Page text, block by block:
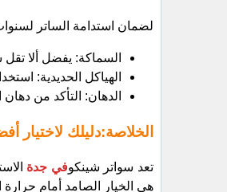
​لضمان استدامة الساتر
​السماكة: يفضل ألا تقل سماكة
​الهياكل الحديدية: استخدام تيوبات
​الدهان: التأكد من
الخلاصة:دليلك لاختيار
​تعد سواتر شينكوفي جدة
هي الخيار الصامد أمام